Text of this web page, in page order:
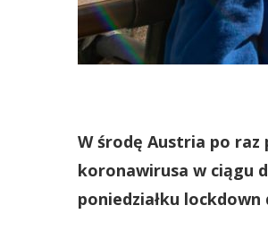
W środę Austria po raz
koronawirusa w ciągu
poniedziałku